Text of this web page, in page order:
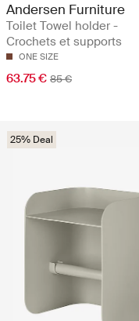
Andersen Furniture
Toilet Towel holder -
Crochets et supports
ONE SIZE
63.75 € 85 €
25% Deal